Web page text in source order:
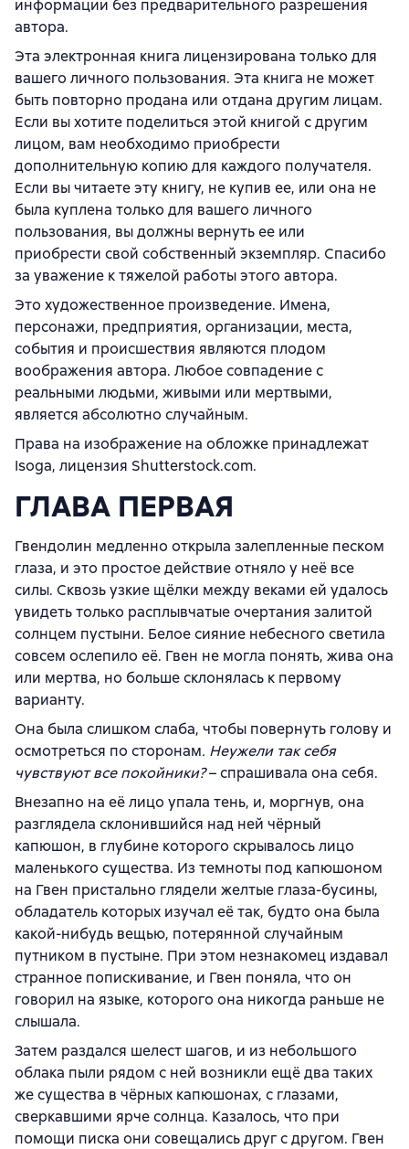
информации без предварительного разрешения
автора.
Эта электронная книга лицензирована только для
вашего личного пользования. Эта книга не может
быть повторно продана или отдана другим лицам.
Если вы хотите поделиться этой книгой с другим
лицом, вам необходимо приобрести
дополнительную копию для каждого получателя.
Если вы читаете эту книгу, не купив ее, или она не
была куплена только для вашего личного
пользования, вы должны вернуть ее или
приобрести свой собственный экземпляр. Спасибо
за уважение к тяжелой работы этого автора.
Это художественное произведение. Имена,
персонажи, предприятия, организации, места,
события и происшествия являются плодом
воображения автора. Любое совпадение с
реальными людьми, живыми или мертвыми,
является абсолютно случайным.
Права на изображение на обложке принадлежат
Isoga, лицензия Shutterstock.com.
ГЛАВА ПЕРВАЯ
Гвендолин медленно открыла залепленные песком
глаза, и это простое действие отняло у неё все
силы. Сквозь узкие щёлки между веками ей удалось
увидеть только расплывчатые очертания залитой
солнцем пустыни. Белое сияние небесного светила
совсем ослепило её. Гвен не могла понять, жива она
или мертва, но больше склонялась к первому
варианту.
Она была слишком слаба, чтобы повернуть голову и
осмотреться по сторонам. Неужели так себя
чувствуют все покойники?– спрашивала она себя.
Внезапно на её лицо упала тень, и, моргнув, она
разглядела склонившийся над ней чёрный
капюшон, в глубине которого скрывалось лицо
маленького существа. Из темноты под капюшоном
на Гвен пристально глядели желтые глаза-бусины,
обладатель которых изучал её так, будто она была
какой-нибудь вещью, потерянной случайным
путником в пустыне. При этом незнакомец издавал
странное попискивание, и Гвен поняла, что он
говорил на языке, которого она никогда раньше не
слышала.
Затем раздался шелест шагов, и из небольшого
облака пыли рядом с ней возникли ещё два таких
же существа в чёрных капюшонах, с глазами,
сверкавшими ярче солнца. Казалось, что при
помощи писка они совещались друг с другом. Гвен